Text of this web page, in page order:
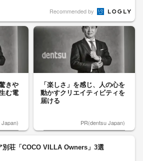
Recommended by
きや
む電
「楽しさ」を感じ、人の心を
動かすクリエイティビティを
届ける
PR(dentsu Japan)
別荘「COCO VILLA Owners」3選